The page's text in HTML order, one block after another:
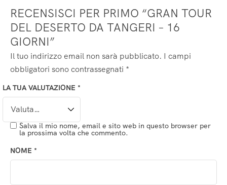
RECENSISCI PER PRIMO “GRAN TOUR
DEL DESERTO DA TANGERI – 16
GIORNI”
Il tuo indirizzo email non sarà pubblicato. I campi
obbligatori sono contrassegnati *
LA TUA VALUTAZIONE *
NOME *
Salva il mio nome, email e sito web in questo browser per
la prossima volta che commento.